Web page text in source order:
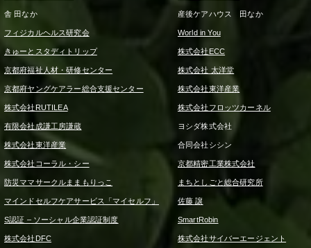
舎 田なか 産後ケアハウス 田なか
フィジカルヘルス研究会 World in You
きゅーとスタディトリップ 株式会社ECC
京都府福祉人材・研修センター 株式会社 太洋堂
京都府ヤングケアラー総合支援センター 株式会社東洋産業
株式会社RUTILEA 株式会社フロッツカーネル
有限会社成謙工房謙蔵 ヨシダ株式会社
株式会社東洋産業 合同会社シシン
株式会社コーラル・シー 京都精密工業株式会社
防災ママサークルままもりっこ まちとしごと総合研究所
マインドセルフケアサービス「マイセルフ」 佐藤 譲
S認証 – ソーシャル企業認証制度 SmartRobin
株式会社DFC 株式会社サイバーエージェント